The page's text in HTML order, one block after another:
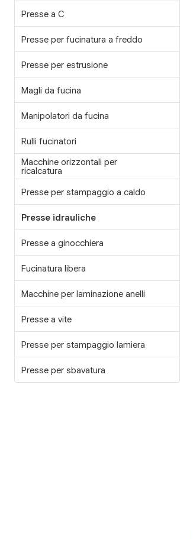
Presse a C
Presse per fucinatura a freddo
Presse per estrusione
Magli da fucina
Manipolatori da fucina
Rulli fucinatori
Macchine orizzontali per
ricalcatura
Presse per stampaggio a caldo
Presse idrauliche
Presse a ginocchiera
Fucinatura libera
Macchine per laminazione anelli
Presse a vite
Presse per stampaggio lamiera
Presse per sbavatura